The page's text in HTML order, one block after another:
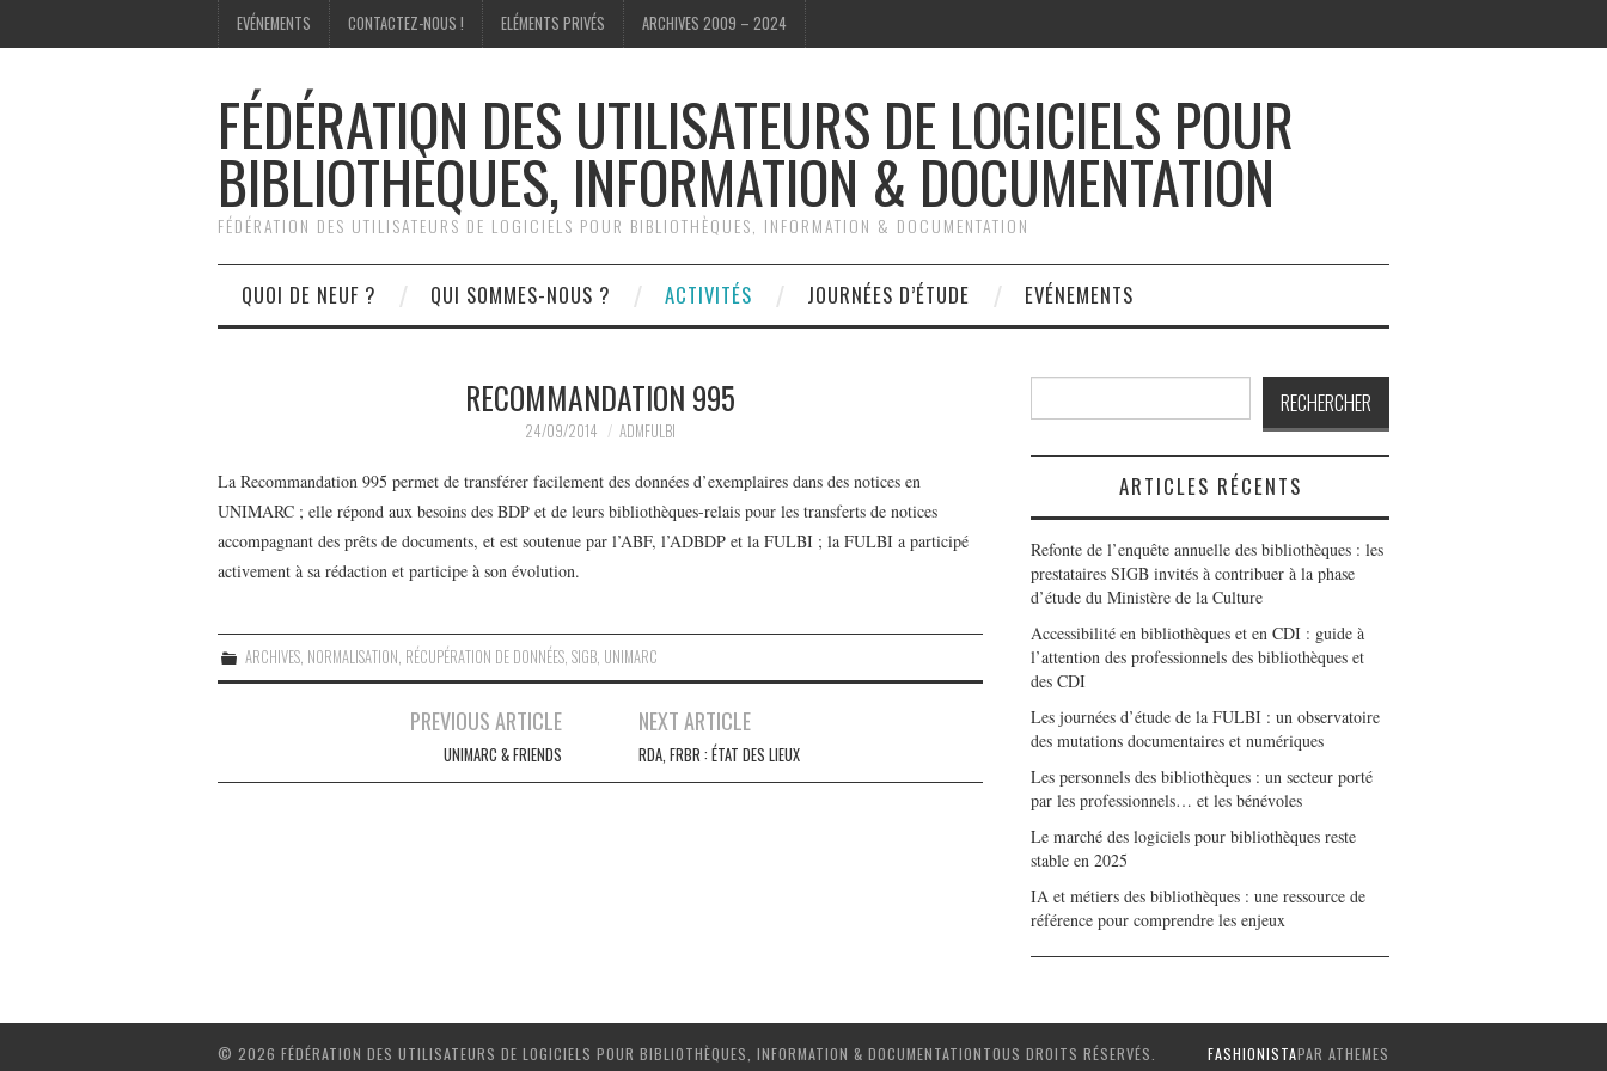
EVÉNEMENTS CONTACTEZ-NOUS ! ELÉMENTS PRIVÉS ARCHIVES 2009 – 2024
FÉDÉRATION DES UTILISATEURS DE LOGICIELS POUR
BIBLIOTHÈQUES, INFORMATION & DOCUMENTATION
FÉDÉRATION DES UTILISATEURS DE LOGICIELS POUR BIBLIOTHÈQUES, INFORMATION & DOCUMENTATION
QUOI DE NEUF ? QUI SOMMES-NOUS ? ACTIVITÉS JOURNÉES D’ÉTUDE EVÉNEMENTS
RECOMMANDATION 995
24/09/2014 ADMFULBI
La Recommandation 995 permet de transférer facilement des données d’exemplaires dans des notices en
UNIMARC ; elle répond aux besoins des BDP et de leurs bibliothèques-relais pour les transferts de notices
accompagnant des prêts de documents, et est soutenue par l’ABF, l’ADBDP et la FULBI ; la FULBI a participé
activement à sa rédaction et participe à son évolution.
ARCHIVES NORMALISATION RÉCUPÉRATION DE DONNÉES ,SIGB UNIMARC
articles
PREVIOUS ARTICLE
UNIMARC & FRIENDS
NEXT ARTICLE
RDA, FRBR : ÉTAT DES LIEUX
RECHERCHER
ARTICLES RÉCENTS
Refonte de l’enquête annuelle des bibliothèques : les
prestataires SIGB invités à contribuer à la phase
d’étude du Ministère de la Culture
Accessibilité en bibliothèques et en CDI : guide à
l’attention des professionnels des bibliothèques et
des CDI
Les journées d’étude de la FULBI : un observatoire
des mutations documentaires et numériques
Les personnels des bibliothèques : un secteur porté
par les professionnels… et les bénévoles
Le marché des logiciels pour bibliothèques reste
stable en 2025
IA et métiers des bibliothèques : une ressource de
référence pour comprendre les enjeux
© 2026 FÉDÉRATION DES UTILISATEURS DE LOGICIELS POUR BIBLIOTHÈQUES, INFORMATION & DOCUMENTATIONTOUS DROITS RÉSERVÉS. FASHIONISTAPAR ATHEMES